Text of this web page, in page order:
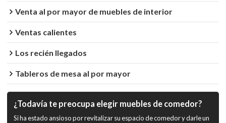
Venta al por mayor de muebles de interior
Ventas calientes
Los recién llegados
Tableros de mesa al por mayor
¿Todavía te preocupa elegir muebles de comedor?
Si ha estado ansioso por revitalizar su espacio de comedor y darle un